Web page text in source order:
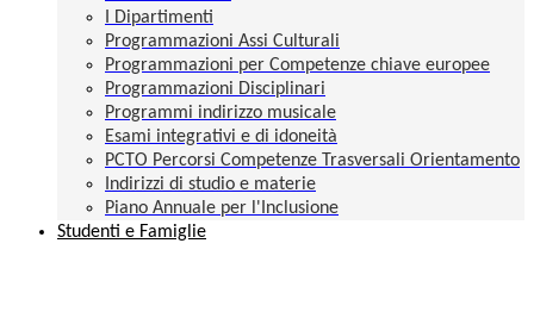
I Dipartimenti
Programmazioni Assi Culturali
Programmazioni per Competenze chiave europee
Programmazioni Disciplinari
Programmi indirizzo musicale
Esami integrativi e di idoneità
PCTO Percorsi Competenze Trasversali Orientamento
Indirizzi di studio e materie
Piano Annuale per l'Inclusione
Studenti e Famiglie